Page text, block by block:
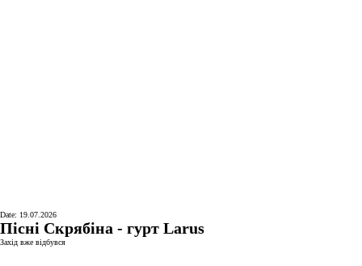
Date: 19.07.2026
Пісні Скрябіна - гурт Larus
Захід вже відбувся